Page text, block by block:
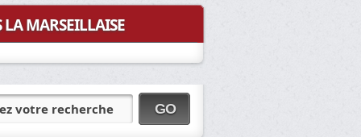
LA MARSEILLAISE
votre recherche GO